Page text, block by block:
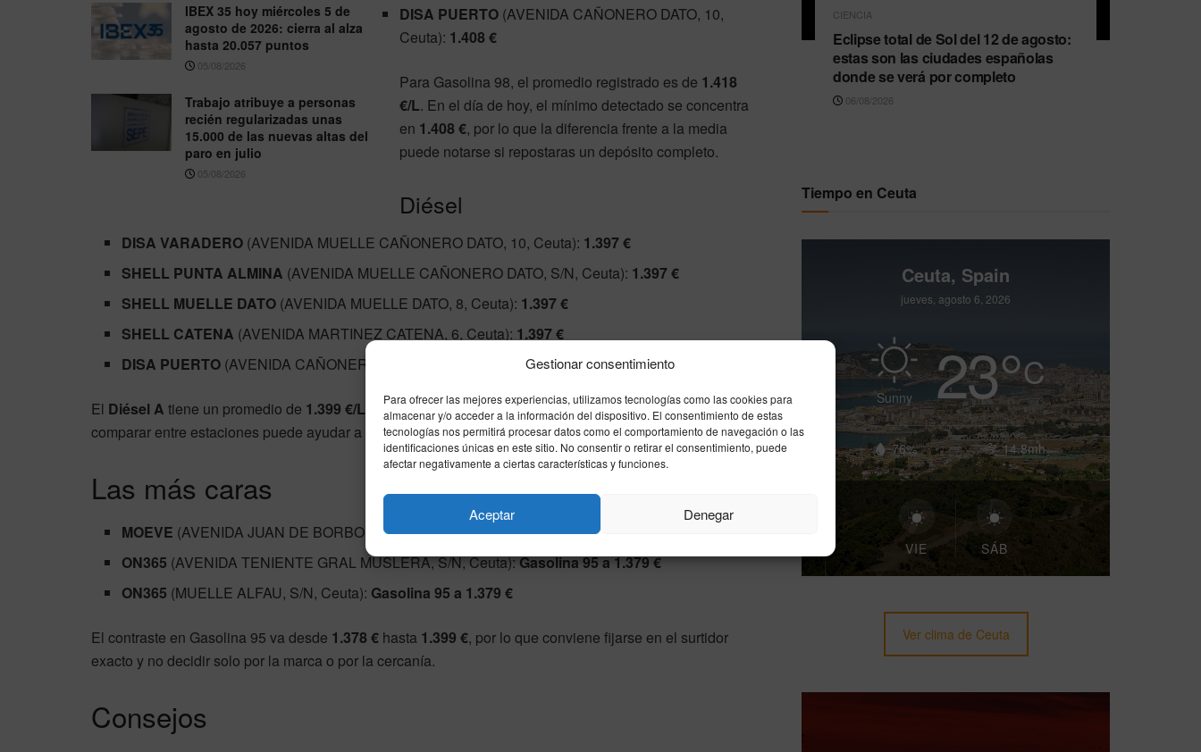
Gestionar consentimiento
Para ofrecer las mejores experiencias, utilizamos tecnologías como las cookies para
almacenar y/o acceder a la información del dispositivo. El consentimiento de estas
tecnologías nos permitirá procesar datos como el comportamiento de navegación o las
identificaciones únicas en este sitio. No consentir o retirar el consentimiento, puede
afectar negativamente a ciertas características y funciones.
Aceptar Denegar
IBEX 35 hoy miércoles 5 de
agosto de 2026: cierra al alza
hasta 20.057 puntos
05/08/2026
Trabajo atribuye a personas
recién regularizadas unas
15.000 de las nuevas altas del
paro en julio
05/08/2026
DISA PUERTO (AVENIDA CAÑONERO DATO, 10,
Ceuta): 1.408 €
Para Gasolina 98, el promedio registrado es de 1.418
€/L. En el día de hoy, el mínimo detectado se concentra
en 1.408 €, por lo que la diferencia frente a la media
puede notarse si repostaras un depósito completo.
Diésel
DISA VARADERO (AVENIDA MUELLE CAÑONERO DATO, 10, Ceuta): 1.397 €
SHELL PUNTA ALMINA (AVENIDA MUELLE CAÑONERO DATO, S/N, Ceuta): 1.397 €
SHELL MUELLE DATO (AVENIDA MUELLE DATO, 8, Ceuta): 1.397 €
SHELL CATENA (AVENIDA MARTINEZ CATENA, 6, Ceuta): 1.397 €
DISA PUERTO (AVENIDA CAÑONERO DATO, 10, Ceuta): 1.397 €
El Diésel A tiene un promedio de 1.399 €/L . El mínimo observado para hoy está en1.397 €/L, así que
comparar entre estaciones puede ayudar a no pagar de más.
Las más caras
MOEVE (AVENIDA JUAN DE BORBON, 27, Ceuta):Gasolina 95 a 1.399 €
ON365 (AVENIDA TENIENTE GRAL MUSLERA, S/N, Ceuta):Gasolina 95 a 1.379 €
ON365 (MUELLE ALFAU, S/N, Ceuta): Gasolina 95 a 1.379 €
El contraste en Gasolina 95 va desde 1.378 € hasta 1.399 €, por lo que conviene fijarse en el surtidor
exacto y no decidir solo por la marca o por la cercanía.
Consejos
CIENCIA
Eclipse total de Sol del 12 de agosto:
estas son las ciudades españolas
donde se verá por completo
06/08/2026
Tiempo en Ceuta
Ceuta, Spain
jueves, agosto 6, 2026
Sunny 23°C
76% 14.8mh
VIE SÁB
Ver clima de Ceuta